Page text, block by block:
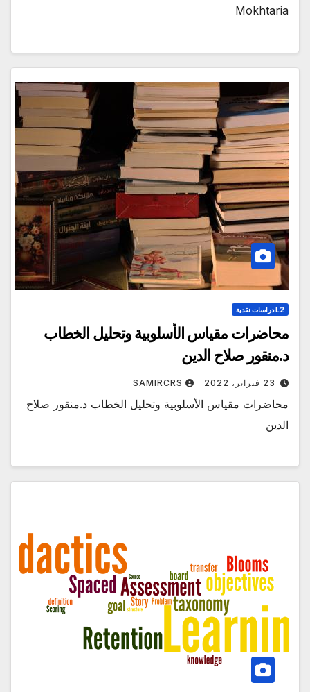
Mokhtaria
L2 دراسات نقدية
محاضرات مقياس الأسلوبية وتحليل الخطاب
د.منقور صلاح الدين
23 فبراير، 2022 SAMIRCRS
محاضرات مقياس الأسلوبية وتحليل الخطاب د.منقور صلاح
الدين